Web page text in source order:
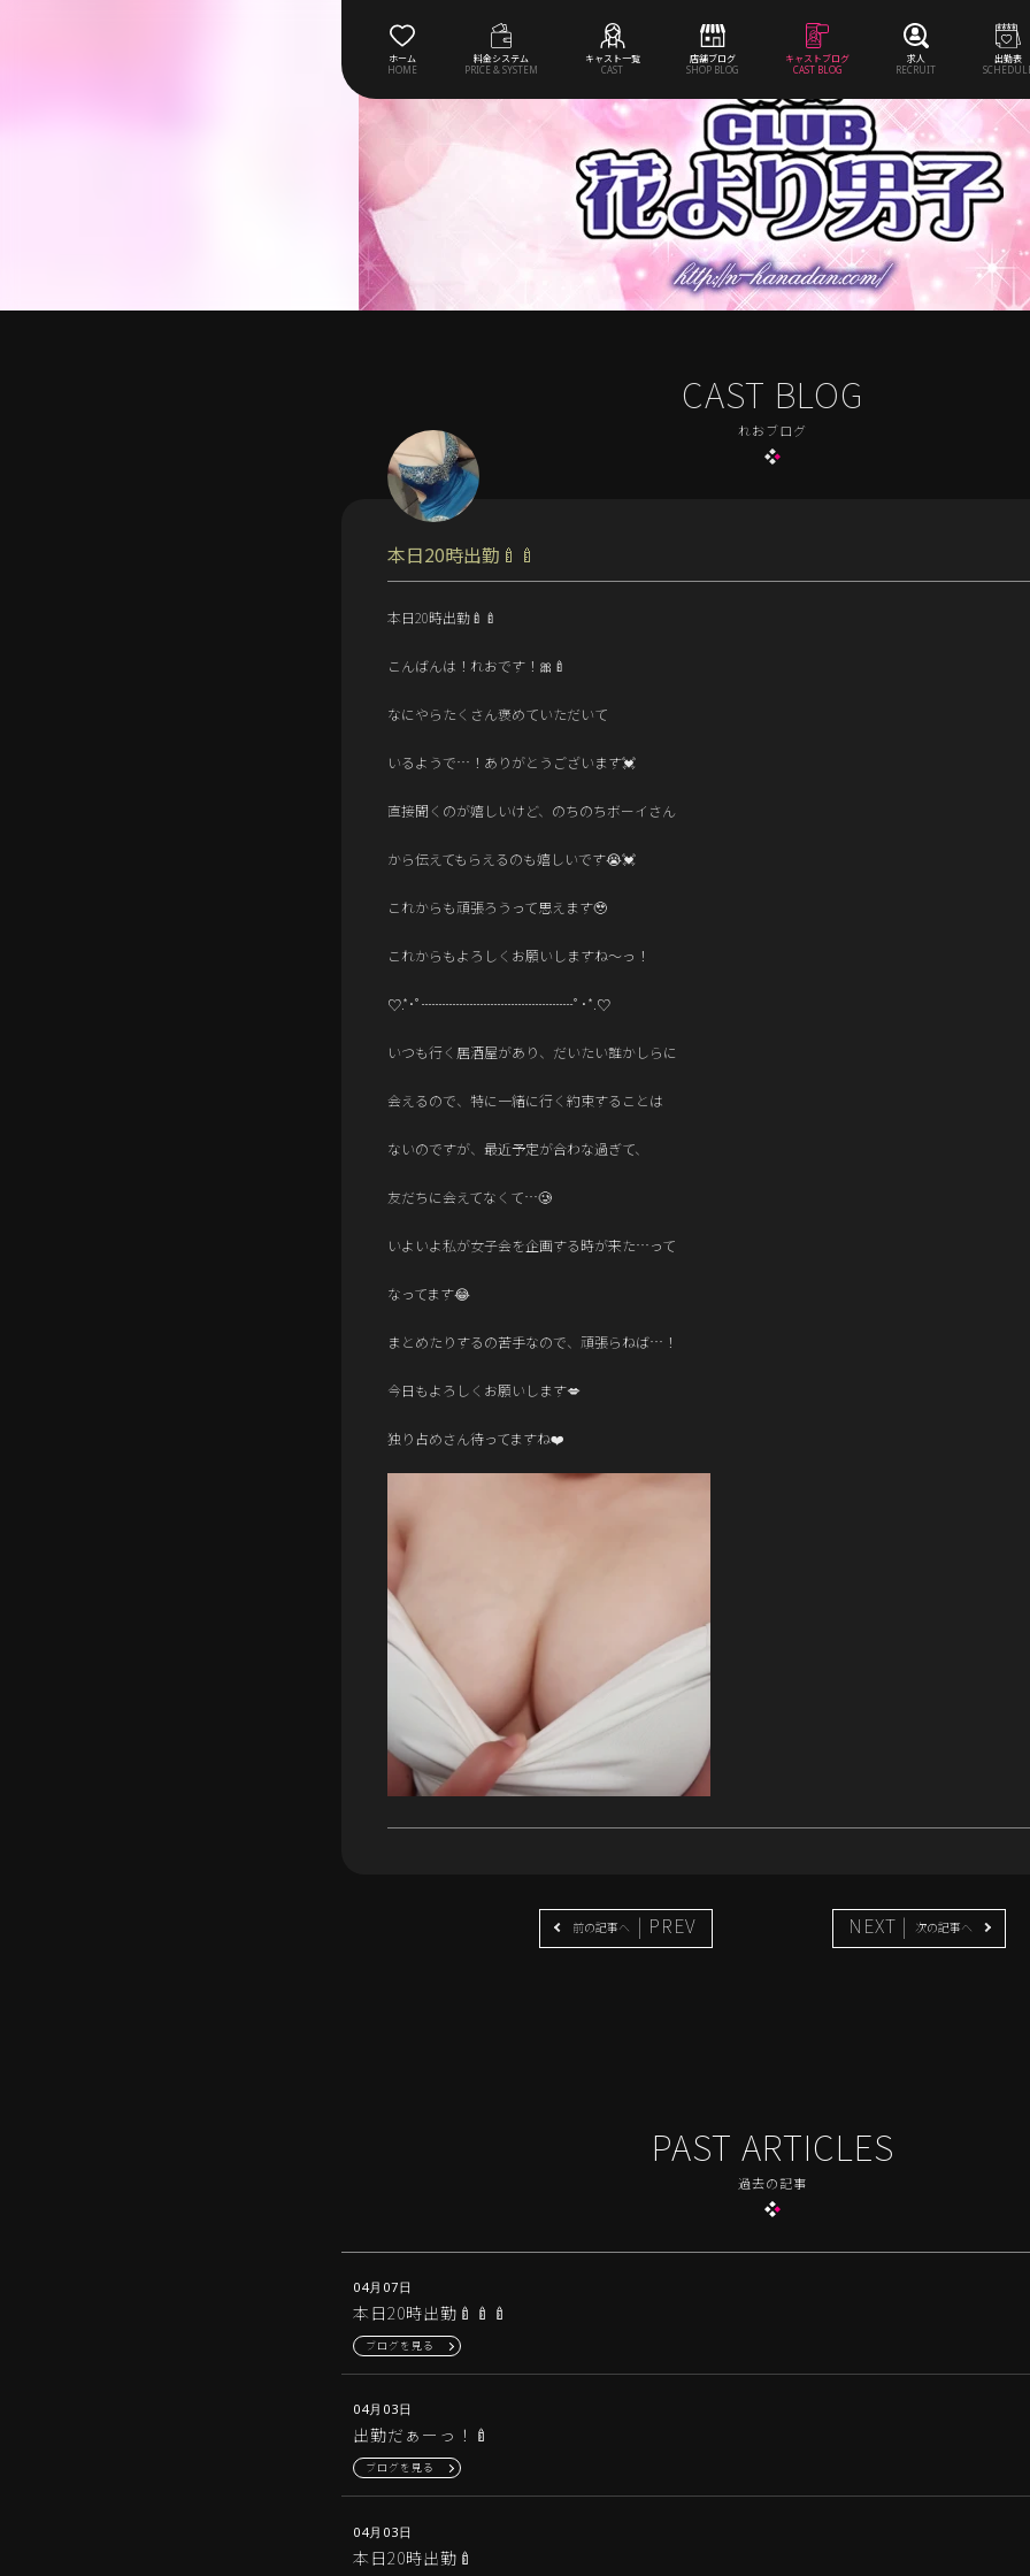
ホーム
HOME
料金システム
PRICE & SYSTEM
キャスト一覧
CAST
店舗ブログ
SHOP BLOG
キャストブログ
CAST BLOG
求人
RECRUIT
出勤表
CAST BLOG
れおブログ
本日20時出勤🍼🍼
本日20時出勤🍼🍼
こんばんは！れおです！🎀🍼
なにやらたくさん褒めていただいて
いるようで…！ありがとうございます💓
直接聞くのが嬉しいけど、のちのちボーイさん
から伝えてもらえるのも嬉しいです😭💓
これからも頑張ろうって思えます🥹
これからもよろしくお願いしますね〜っ！
♡.*･ﾟ┈┈┈┈┈┈┈┈┈┈┈ﾟ･*.♡
いつも行く居酒屋があり、だいたい誰かしらに
会えるので、特に一緒に行く約束することは
ないのですが、最近予定が合わな過ぎて、
友だちに会えてなくて…🥲
いよいよ私が女子会を企画する時が来た…って
なってます😂
まとめたりするの苦手なので、頑張らねば…！
今日もよろしくお願いします💋
独り占めさん待ってますね❤️
前の記事へ | PREV NEXT | 次の記事へ
PAST ARTICLES
過去の記事
04月07日
本日20時出勤🍼🍼🍼
ブログを見る
04月03日
出勤だぁーっ！🍼
ブログを見る
04月03日
本日20時出勤🍼